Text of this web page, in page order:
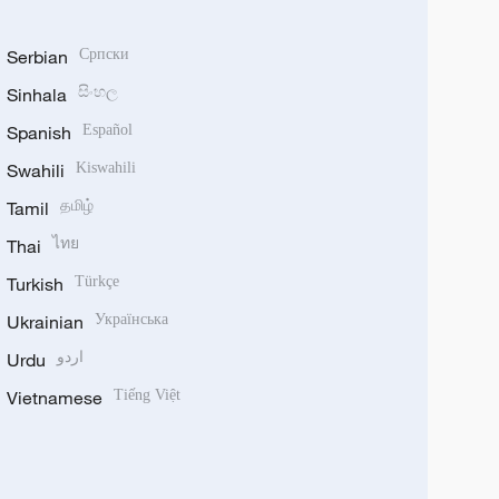
Serbian Српски
Sinhala සිංහල
Spanish Español
Swahili Kiswahili
Tamil தமிழ்
Thai ไทย
Turkish Türkçe
Ukrainian Українська
Urdu اردو
Vietnamese Tiếng Việt